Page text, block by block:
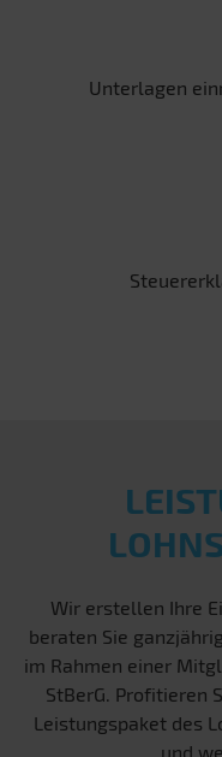
Unterlagen
Wir erstellen Ihre
beraten Sie
im Rahmen einer
StBerG. Profitieren
Leistungspaket des
und